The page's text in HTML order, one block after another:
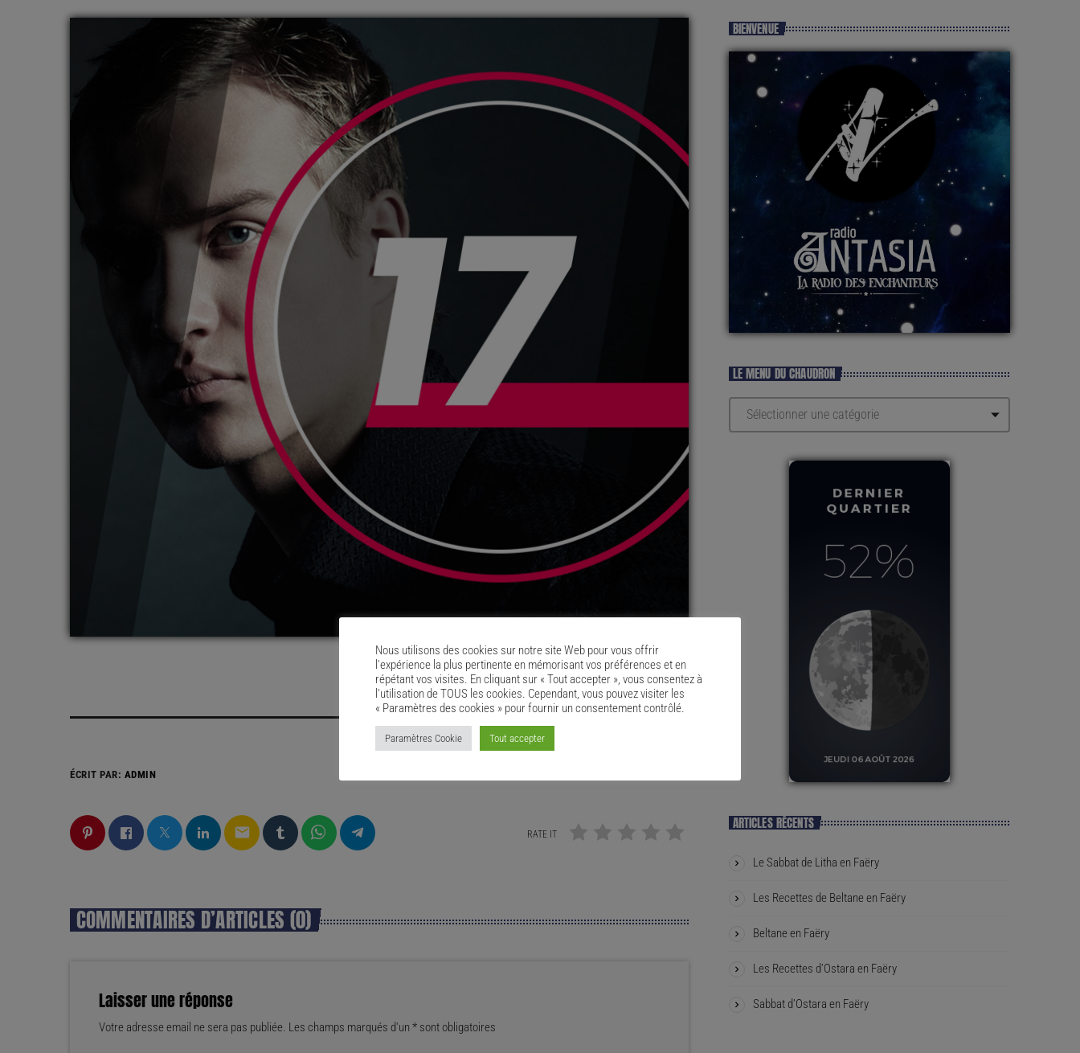
ÉCRIT PAR: ADMIN
email RATE IT
COMMENTAIRES D’ARTICLES (0)
Laisser une réponse
Votre adresse email ne sera pas publiée. Les champs marqués d'un * sont obligatoires
BIENVENUE
LE MENU DU CHAUDRON
ARTICLES RÉCENTS
Le Sabbat de Litha en Faëry
Les Recettes de Beltane en Faëry
Beltane en Faëry
Les Recettes d’Ostara en Faëry
Sabbat d’Ostara en Faëry
Nous utilisons des cookies sur notre site Web pour vous offrir
l'expérience la plus pertinente en mémorisant vos préférences et en
répétant vos visites. En cliquant sur « Tout accepter », vous consentez à
l'utilisation de TOUS les cookies. Cependant, vous pouvez visiter les
« Paramètres des cookies » pour fournir un consentement contrôlé.
Paramètres Cookie Tout accepter